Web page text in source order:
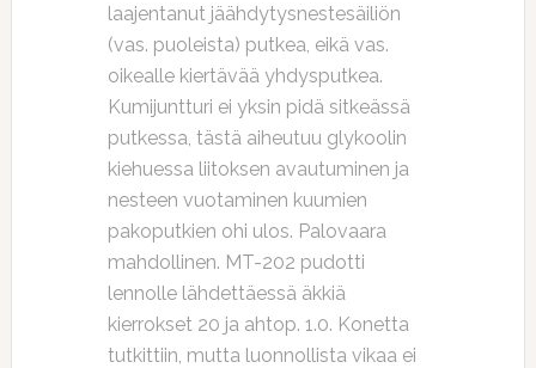
laajentanut jäähdytysnestesäiliön
(vas. puoleista) putkea, eikä vas.
oikealle kiertävää yhdysputkea.
Kumijuntturi ei yksin pidä sitkeässä
putkessa, tästä aiheutuu glykoolin
kiehuessa liitoksen avautuminen ja
nesteen vuotaminen kuumien
pakoputkien ohi ulos. Palovaara
mahdollinen. MT-202 pudotti
lennolle lähdettäessä äkkiä
kierrokset 20 ja ahtop. 1.0. Konetta
tutkittiin, mutta luonnollista vikaa ei